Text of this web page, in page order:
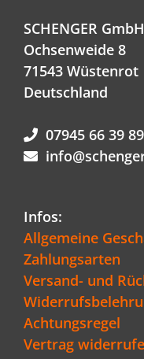
SCHENGER GmbH
Ochsenweide 8
71543 Wüstenrot
Deutschland
07945 66 39
Infos:
Allgemeine
Zahlungsarten
Versand- und
Achtungsregel
Vertrag